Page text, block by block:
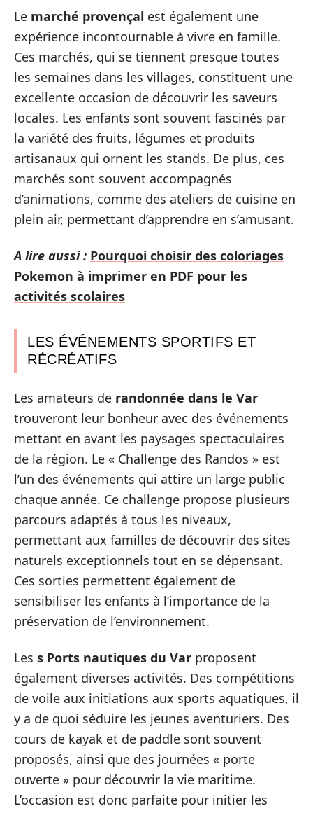
Le marché provençal est également une
expérience incontournable à vivre en famille.
Ces marchés, qui se tiennent presque toutes
les semaines dans les villages, constituent une
excellente occasion de découvrir les saveurs
locales. Les enfants sont souvent fascinés par
la variété des fruits, légumes et produits
artisanaux qui ornent les stands. De plus, ces
marchés sont souvent accompagnés
d’animations, comme des ateliers de cuisine en
plein air, permettant d’apprendre en s’amusant.
A lire aussi : Pourquoi choisir des coloriages
Pokemon à imprimer en PDF pour les
activités scolaires
LES ÉVÉNEMENTS SPORTIFS ET
RÉCRÉATIFS
Les amateurs de randonnée dans le Var
trouveront leur bonheur avec des événements
mettant en avant les paysages spectaculaires
de la région. Le « Challenge des Randos » est
l’un des événements qui attire un large public
chaque année. Ce challenge propose plusieurs
parcours adaptés à tous les niveaux,
permettant aux familles de découvrir des sites
naturels exceptionnels tout en se dépensant.
Ces sorties permettent également de
sensibiliser les enfants à l’importance de la
préservation de l’environnement.
Les s Ports nautiques du Var proposent
également diverses activités. Des compétitions
de voile aux initiations aux sports aquatiques, il
y a de quoi séduire les jeunes aventuriers. Des
cours de kayak et de paddle sont souvent
proposés, ainsi que des journées « porte
ouverte » pour découvrir la vie maritime.
L’occasion est donc parfaite pour initier les